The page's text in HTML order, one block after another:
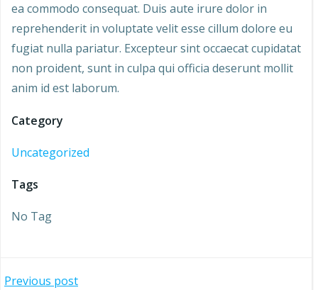
ea commodo consequat. Duis aute irure dolor in
reprehenderit in voluptate velit esse cillum dolore eu
fugiat nulla pariatur. Excepteur sint occaecat cupidatat
non proident, sunt in culpa qui officia deserunt mollit
anim id est laborum.
Category
Uncategorized
Tags
No Tag
Previous post